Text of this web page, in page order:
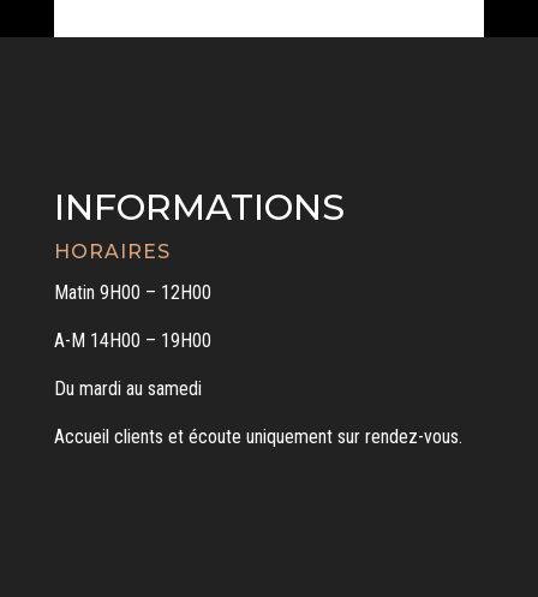
INFORMATIONS
HORAIRES
Matin 9H00 – 12H00
A-M 14H00 – 19H00
Du mardi au samedi
Accueil clients et écoute uniquement sur rendez-vous.